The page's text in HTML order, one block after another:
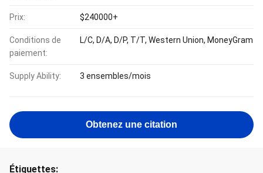
Prix: $240000+
Conditions de
paiement:
L/C, D/A, D/P, T/T, Western Union, MoneyGram
Supply Ability: 3 ensembles/mois
Obtenez une citation
Étiquettes: